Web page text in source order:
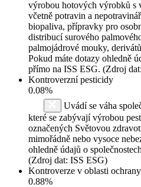
výrobou hotových výrobků s
včetně potravin a
biopaliva, přípravky pro
distribucí surového
palmojádrové mouky,
Pokud máte dotazy ohledně
přímo na ISS ESG. (Zdroj
Kontroverzní pesticidy
0.08%
Uvádí se váha
které se zabývají výrobou
označených Světovou
mimořádně nebo vysoce
ohledně údajů o
(Zdroj dat: ISS ESG)
Kontroverze v oblasti
0.88%